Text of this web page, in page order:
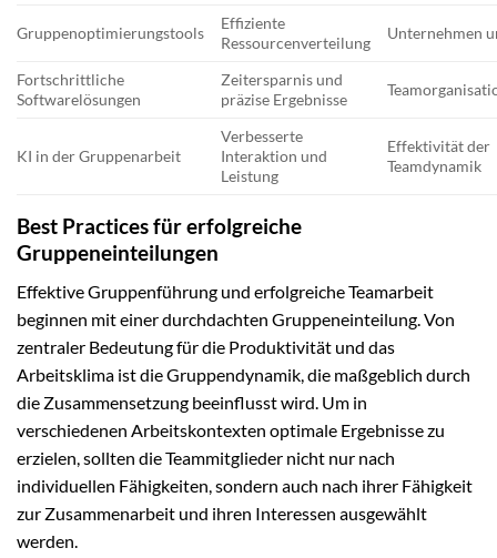
Gruppenoptimierungstools
Effiziente
Ressourcenverteilung
Unternehmen
Fortschrittliche
Softwarelösungen
Zeitersparnis und
präzise Ergebnisse
KI in der Gruppenarbeit
Verbesserte
Interaktion und
Leistung
Effektivität der
Teamdynamik
Best Practices für erfolgreiche
Gruppeneinteilungen
Effektive Gruppenführung und erfolgreiche Teamarbeit
beginnen mit einer durchdachten Gruppeneinteilung. Von
zentraler Bedeutung für die Produktivität und das
Arbeitsklima ist die Gruppendynamik, die maßgeblich durch
die Zusammensetzung beeinflusst wird. Um in
verschiedenen Arbeitskontexten optimale Ergebnisse zu
erzielen, sollten die Teammitglieder nicht nur nach
individuellen Fähigkeiten, sondern auch nach ihrer Fähigkeit
zur Zusammenarbeit und ihren Interessen ausgewählt
werden.